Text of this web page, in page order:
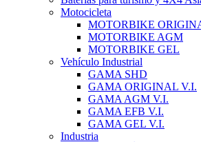
Motocicleta
MOTORBIKE
MOTORBIKE AGM
MOTORBIKE GEL
Vehículo Industrial
GAMA SHD
GAMA ORIGINAL V.I.
GAMA AGM V.I.
GAMA EFB V.I.
GAMA GEL V.I.
Industria